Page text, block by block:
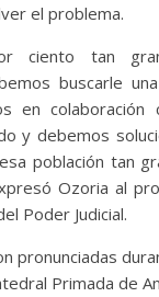
el problema.
ciento tan
buscarle
en colaboración
y debemos
población tan
Ozoria al
Poder Judicial.
pronunciadas
Primada de